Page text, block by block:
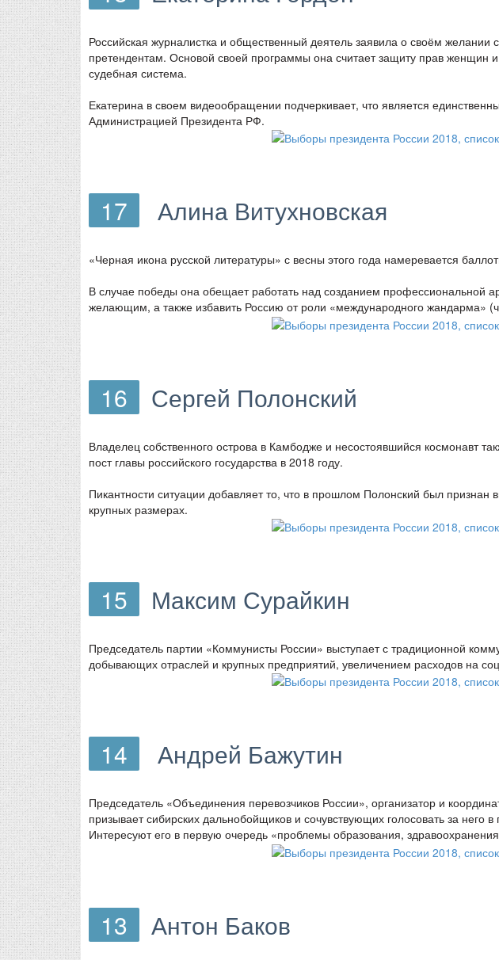
Российская журналистка и общественный деятель заявила о своём желании
претендентам. Основой своей программы она считает защиту прав женщин и
судебная система.
Екатерина в своем видеообращении подчеркивает, что является
Администрацией Президента РФ.
17 Алина Витухновская
«Черная икона русской литературы» с весны этого года намеревается
В случае победы она обещает работать над созданием профессиональной
желающим, а также избавить Россию от роли «международного жандарма»
16 Сергей Полонский
Владелец собственного острова в Камбодже и несостоявшийся космонавт
пост главы российского государства в 2018 году.
Пикантности ситуации добавляет то, что в прошлом Полонский был
крупных размерах.
15 Максим Сурайкин
Председатель партии «Коммунисты России» выступает с традиционной
добывающих отраслей и крупных предприятий, увеличением расходов на
14 Андрей Бажутин
Председатель «Объединения перевозчиков России», организатор и
призывает сибирских дальнобойщиков и сочувствующих голосовать за него
Интересуют его в первую очередь «проблемы образования,
13 Антон Баков